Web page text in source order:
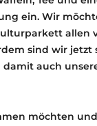
ein. Wir
allen
sind wir jetzt
auch
möchten